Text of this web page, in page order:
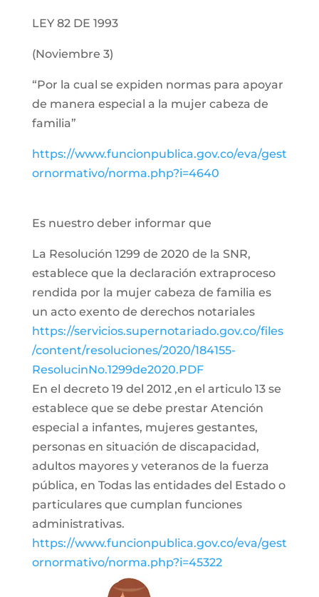
LEY 82 DE 1993
(Noviembre 3)
“Por la cual se expiden normas para apoyar
de manera especial a la mujer cabeza de
familia”
https://www.funcionpublica.gov.co/eva/gest
ornormativo/norma.php?i=4640
Es nuestro deber informar que
La Resolución 1299 de 2020 de la SNR,
establece que la declaración extraproceso
rendida por la mujer cabeza de familia es
un acto exento de derechos notariales
https://servicios.supernotariado.gov.co/files
/content/resoluciones/2020/184155-
ResolucinNo.1299de2020.PDF
En el decreto 19 del 2012 ,en el articulo 13 se
establece que se debe prestar Atención
especial a infantes, mujeres gestantes,
personas en situación de discapacidad,
adultos mayores y veteranos de la fuerza
pública, en Todas las entidades del Estado o
particulares que cumplan funciones
administrativas.
https://www.funcionpublica.gov.co/eva/gest
ornormativo/norma.php?i=45322